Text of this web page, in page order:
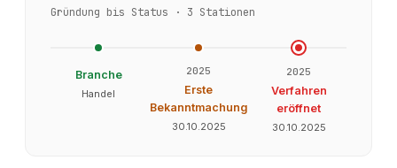
Gründung bis Status · 3 Stationen
Branche
Handel
2025
Erste
Bekanntmachung
30.10.2025
2025
Verfahren
eröffnet
30.10.2025